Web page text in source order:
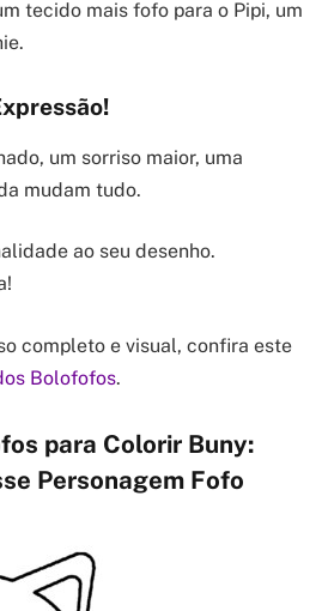
tecido mais fofo para o Pipi, um
um sorriso maior, uma
mudam tudo.
ao seu desenho.
completo e visual, confira este
Bolofofos.
para Colorir Buny:
Personagem Fofo